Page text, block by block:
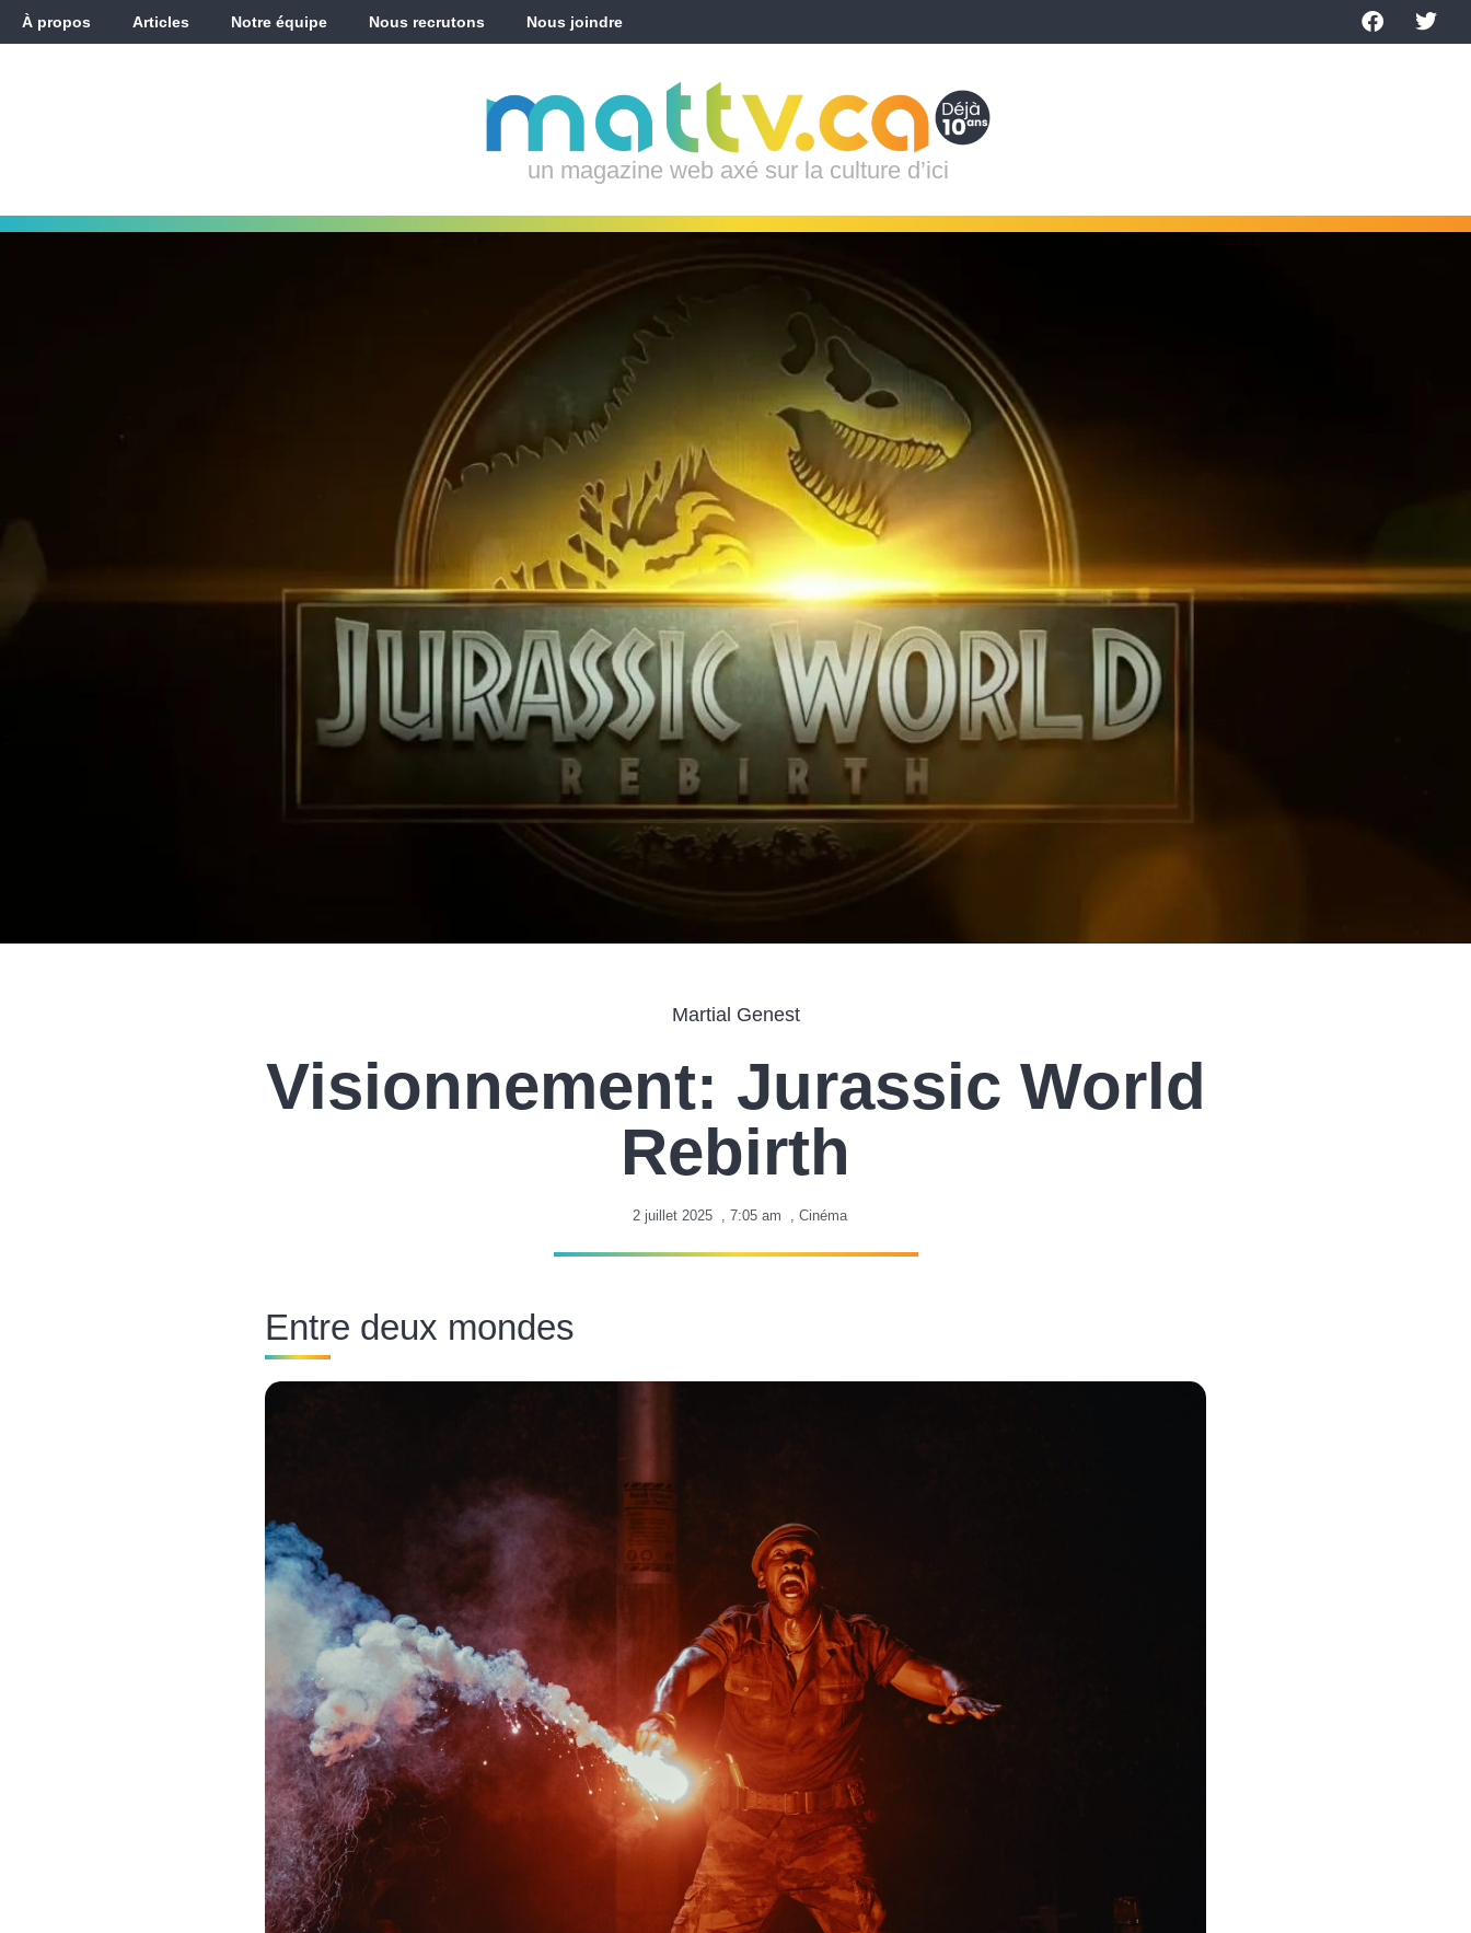
À propos Articles Notre équipe Nous recrutons Nous joindre
un magazine web axé sur la culture d’ici
Martial Genest
Visionnement: Jurassic World
Rebirth
2 juillet 2025 , 7:05 am , Cinéma
Entre deux mondes